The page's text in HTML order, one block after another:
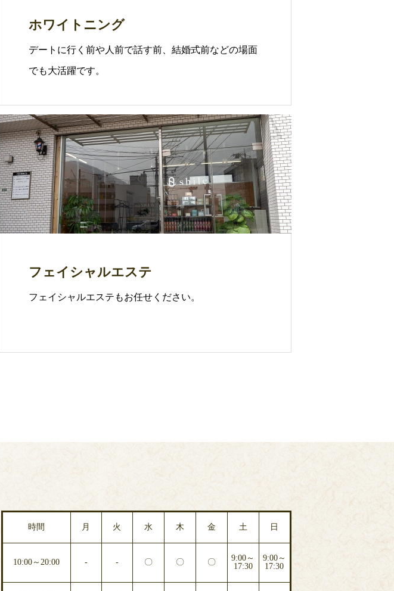
ホワイトニング
デートに行く前や人前で話す前、結婚式前などの場面
でも大活躍です。
フェイシャルエステ
フェイシャルエステもお任せください。
時間 月 火 水 木 金 土 日
10:00～20:00 - - 〇 〇 〇
9:00～
17:30
9:00～
17:30